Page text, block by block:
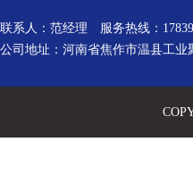
联系人：范经理 服务热线：
公司地址：河南省焦作市温县工